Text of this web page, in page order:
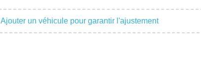
Ajouter un véhicule pour garantir l'ajustement